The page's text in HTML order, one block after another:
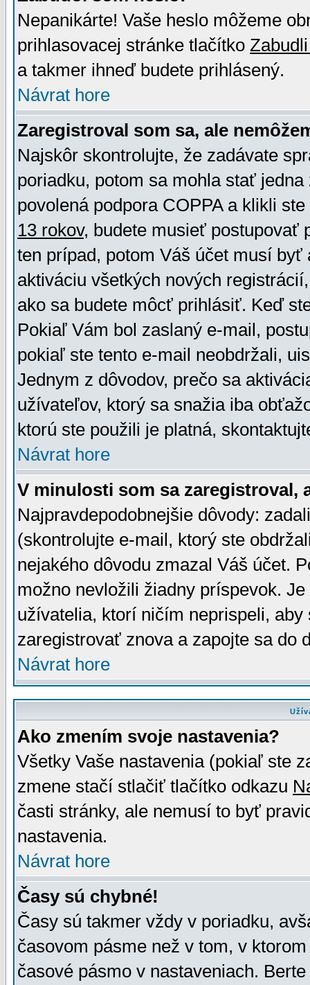
Nepanikárte! Vaše heslo môžeme
prihlasovacej stránke tlačítko
a takmer ihneď budete prihlásený.
Návrat hore
Zaregistroval som sa, ale
Najskôr skontrolujte, že zadávate
poriadku, potom sa mohla stať
povolená podpora COPPA a klikli
13 rokov, budete musieť postupovať
ten prípad, potom Váš účet musí
aktiváciu všetkých nových
ako sa budete môcť prihlásiť. Keď
Pokiaľ Vám bol zaslaný e-mail,
pokiaľ ste tento e-mail neobdržali,
Jednym z dôvodov, prečo sa
užívateľov, ktorý sa snažia iba
ktorú ste použili je platná,
Návrat hore
V minulosti som sa zaregistroval,
Najpravdepodobnejšie dôvody:
(skontrolujte e-mail, ktorý ste
nejakého dôvodu zmazal Váš účet.
možno nevložili žiadny príspevok.
užívatelia, ktorí ničím neprispeli,
zaregistrovať znova a zapojte sa do
Návrat hore
Ako zmením svoje nastavenia?
Všetky Vaše nastavenia (pokiaľ ste
zmene stačí stlačiť tlačítko odkazu
časti stránky, ale nemusí to byť
nastavenia.
Návrat hore
Časy sú chybné!
Časy sú takmer vždy v poriadku,
časovom pásme než v tom, v
časové pásmo v nastaveniach.